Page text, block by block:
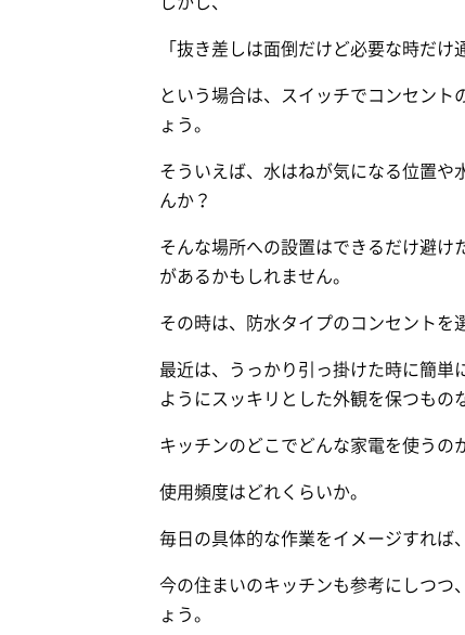
「抜き差しは面倒だけど必要な時だけ
という場合は、スイッチでコンセン
ょう。
そういえば、水はねが気になる位置や
んか？
そんな場所への設置はできるだけ避け
があるかもしれません。
その時は、防水タイプのコンセントを
最近は、うっかり引っ掛けた時に簡単
ようにスッキリとした外観を保つもの
キッチンのどこでどんな家電を使うの
使用頻度はどれくらいか。
毎日の具体的な作業をイメージすれば
今の住まいのキッチンも参考にしつつ
ょう。